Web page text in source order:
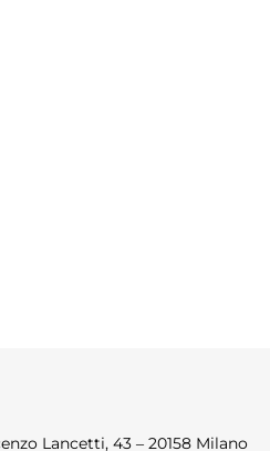
Lancetti, 43 – 20158 Milano